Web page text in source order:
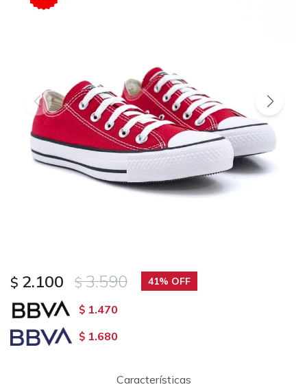
$ 2.100 $ 3.590 41
$ 1.470
$ 1.680
Características